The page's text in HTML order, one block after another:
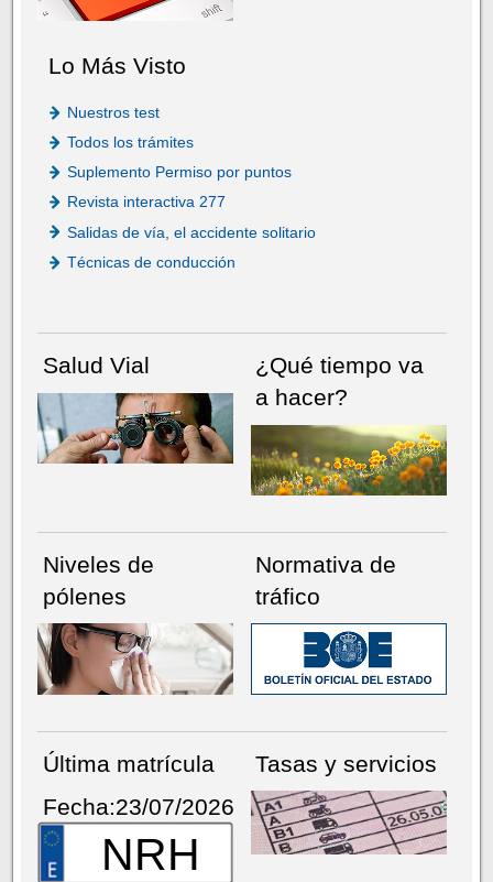
Lo Más Visto
Nuestros test
Todos los trámites
Suplemento Permiso por puntos
Revista interactiva 277
Salidas de vía, el accidente solitario
Técnicas de conducción
Salud Vial
¿Qué tiempo va
a hacer?
Niveles de
pólenes
Normativa de
tráfico
Última matrícula
Fecha:23/07/2026
NRH
Tasas y servicios